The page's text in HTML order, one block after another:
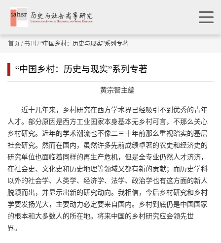
首页 /书刊 / “中国乡村：历史与现实”系列专著
“中国乡村：历史与现实”系列专著
黄宗智主编
近十几年来，乡村研究在西方学术界已经吸引不到优秀的青年
人才。部分原因是西方工业国家本身基本无乡村可言，不那么关心
乡村研究。近年的学术潮流也不像二三十年前那么重视踏实的基层
社会研究。然而在国内，虽然许多先前成绩卓著的农史和经济史的
研究单位也面临着同样的再生产危机，但是全专业仍然人才济济，
在社会史、文化史和历史地理等领域又都有新的贡献；而历史学科
以外的社会学、人类学、经济学、法学、政治学也有这方面的新人
脱颖而出，并显示出新的研究动向。我相信，今后乡村研究和乡村
学要发扬光大，主要动力必定要来自国内。乡村到底仍是中国国家
的根本和大多数人的所在地。将来中国的乡村研究应会领先世
界。